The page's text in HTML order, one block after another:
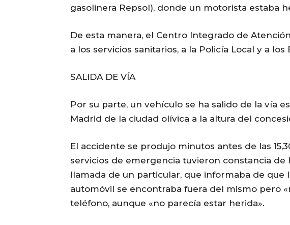
gasolinera Repsol), donde un motorista estaba
De esta manera, el Centro Integrado de
a los servicios sanitarios, a la Policía Local y a
SALIDA DE VÍA
Por su parte, un vehículo se ha salido de la vía
Madrid de la ciudad olívica a la altura del
El accidente se produjo minutos antes de las
servicios de emergencia tuvieron constancia de
llamada de un particular, que informaba de que
automóvil se encontraba fuera del mismo pero
teléfono, aunque «no parecía estar herida».